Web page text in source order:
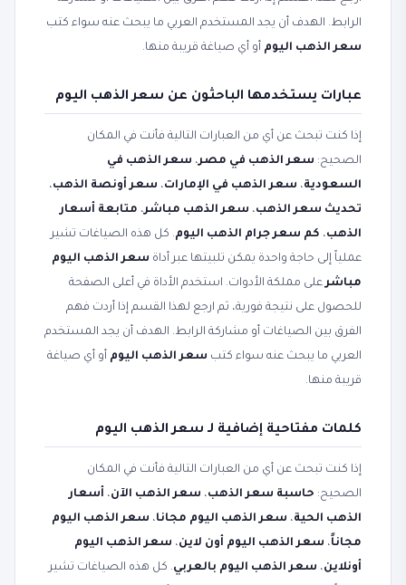
الرابط. الهدف أن يجد المستخدم العربي ما يبحث عنه سواء كتب
سعر الذهب اليوم أو أي صياغة قريبة منها.
عبارات يستخدمها الباحثون عن سعر الذهب اليوم
إذا كنت تبحث عن أي من العبارات التالية فأنت في المكان
الصحيح: سعر الذهب في مصر، سعر الذهب في
السعودية، سعر الذهب في الإمارات، سعر أونصة الذهب،
تحديث سعر الذهب، سعر الذهب مباشر، متابعة أسعار
الذهب، كم سعر جرام الذهب اليوم. كل هذه الصياغات تشير
عملياً إلى حاجة واحدة يمكن تلبيتها عبر أداة سعر الذهب اليوم
مباشرعلى مملكة الأدوات. استخدم الأداة في أعلى الصفحة
للحصول على نتيجة فورية، ثم ارجع لهذا القسم إذا أردت فهم
الفرق بين الصياغات أو مشاركة الرابط. الهدف أن يجد المستخدم
العربي ما يبحث عنه سواء كتب سعر الذهب اليوم أو أي صياغة
قريبة منها.
كلمات مفتاحية إضافية لـ سعر الذهب اليوم
إذا كنت تبحث عن أي من العبارات التالية فأنت في المكان
الصحيح: حاسبة سعر الذهب، سعر الذهب الآن، أسعار
الذهب الحية، سعر الذهب اليوم مجانا، سعر الذهب اليوم
مجاناً، سعر الذهب اليوم أون لاين، سعر الذهب اليوم
أونلاين، سعر الذهب اليوم بالعربي. كل هذه الصياغات تشير